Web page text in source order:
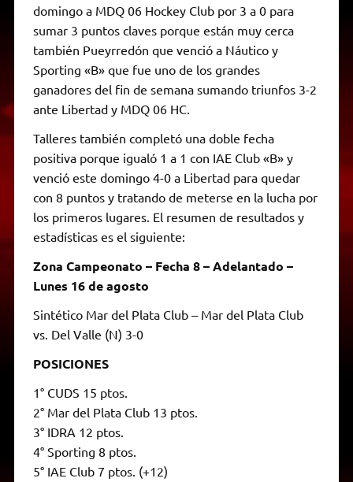
domingo a MDQ 06 Hockey Club por 3 a 0 para
sumar 3 puntos claves porque están muy cerca
también Pueyrredón que venció a Náutico y
Sporting «B» que fue uno de los grandes
ganadores del fin de semana sumando triunfos 3-2
ante Libertad y MDQ 06 HC.
Talleres también completó una doble fecha
positiva porque igualó 1 a 1 con IAE Club «B» y
venció este domingo 4-0 a Libertad para quedar
con 8 puntos y tratando de meterse en la lucha por
los primeros lugares. El resumen de resultados y
estadísticas es el siguiente:
Zona Campeonato – Fecha 8 – Adelantado –
Lunes 16 de agosto
Sintético Mar del Plata Club – Mar del Plata Club
vs. Del Valle (N) 3-0
POSICIONES
1° CUDS 15 ptos.
2° Mar del Plata Club 13 ptos.
3° IDRA 12 ptos.
4° Sporting 8 ptos.
5° IAE Club 7 ptos. (+12)